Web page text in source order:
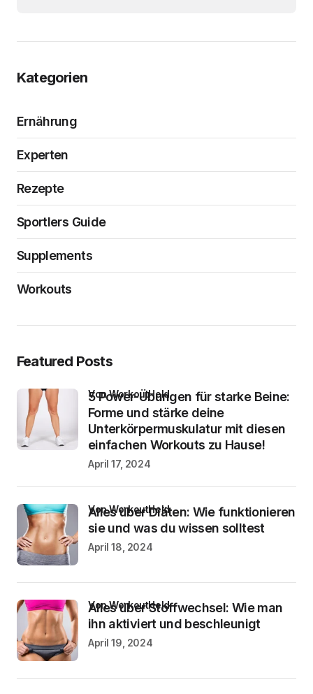
Kategorien
Ernährung
Experten
Rezepte
Sportlers Guide
Supplements
Workouts
Featured Posts
5 Power-Übungen für starke Beine:
Forme und stärke deine
Unterkörpermuskulatur mit diesen
einfachen Workouts zu Hause!
von WorkoutHeld
April 17, 2024
Alles über Diäten: Wie funktionieren
sie und was du wissen solltest
von WorkoutHeld
April 18, 2024
Alles über Stoffwechsel: Wie man
ihn aktiviert und beschleunigt
von WorkoutHeld
April 19, 2024